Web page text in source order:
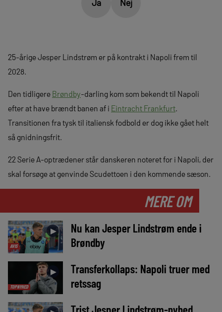
Ja Nej
25-årige Jesper Lindstrøm er på kontrakt i Napoli frem til
2028.
Den tidligere Brøndby-darling kom som bekendt til Napoli
efter at have brændt banen af i Eintracht Frankfurt.
Transitionen fra tysk til italiensk fodbold er dog ikke gået helt
så gnidningsfrit.
22 Serie A-optrædener står danskeren noteret for i Napoli, der
skal forsøge at genvinde Scudettoen i den kommende sæson.
MERE OM
AVIS
►
Nu kan Jesper Lindstrøm ende i
Brøndby
TOPNYHED
►
Transferkollaps: Napoli truer med
retssag